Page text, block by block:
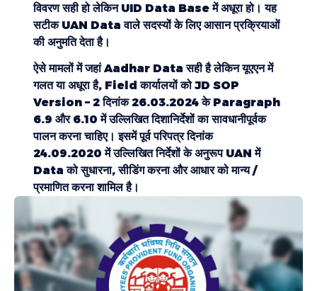
विवरण सही हो लेकिन UID Data Base में अधूरा हो। यह
सटीक UAN Data वाले सदस्यों के लिए आसान प्रक्रियाओं
की अनुमति देता है।
ऐसे मामलों में जहां Aadhar Data सही है लेकिन यूएएन में
गलत या अधूरा है, Field कार्यालयों को JD SOP
Version – 2 दिनांक 26.03.2024 के Paragraph
6.9 और 6.10 में उल्लिखित दिशानिर्देशों का सावधानीपूर्वक
पालन करना चाहिए। इसमें पूर्व परिपत्र दिनांक
24.09.2020 में उल्लिखित निर्देशों के अनुरूप UAN में
Data को सुधारना, सीडिंग करना और आधार को मान्य /
प्रमाणित करना शामिल है।